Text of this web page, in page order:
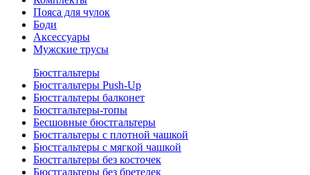
Пояса для чулок
Боди
Аксессуары
Мужские трусы
Бюстгальтеры
Бюстгальтеры Push-Up
Бюстгальтеры балконет
Бюстгальтеры-топы
Бесшовные бюстгальтеры
Бюстгальтеры с плотной чашкой
Бюстгальтеры с мягкой чашкой
Бюстгальтеры без косточек
Бюстгальтеры без бретелек